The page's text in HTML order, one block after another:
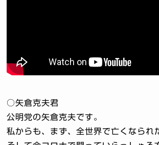
○矢倉克夫君
公明党の矢倉克夫です。
私からも、まず、全世界で亡くなられ